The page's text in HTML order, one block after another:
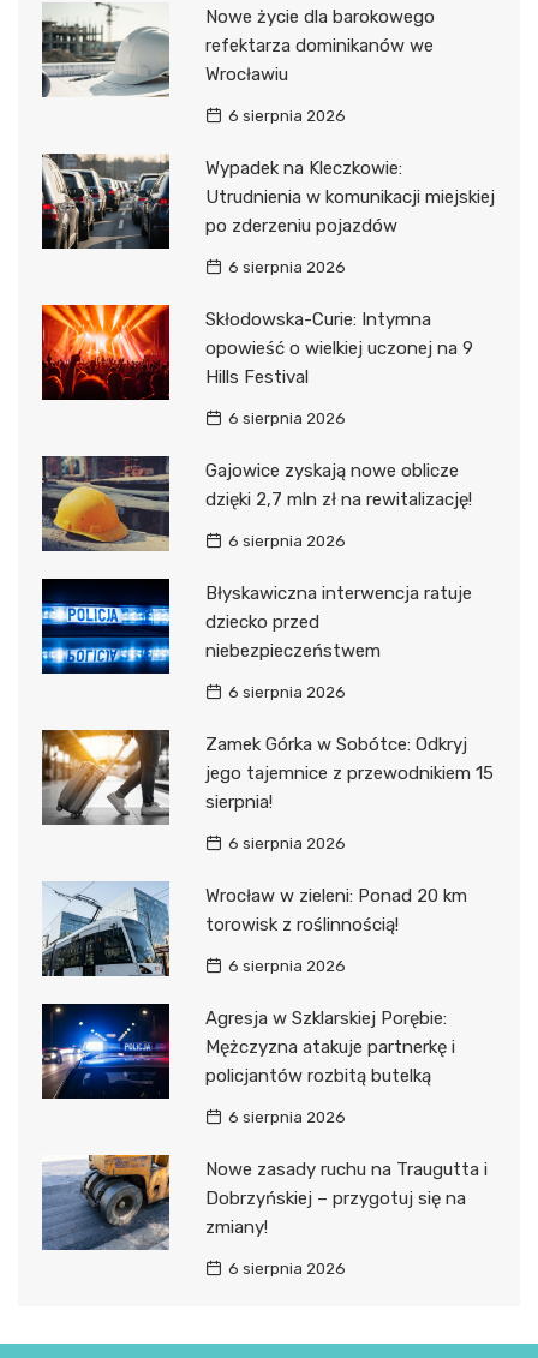
Nowe życie dla barokowego
refektarza dominikanów we
Wrocławiu
6 sierpnia 2026
Wypadek na Kleczkowie:
Utrudnienia w komunikacji miejskiej
po zderzeniu pojazdów
6 sierpnia 2026
Skłodowska-Curie: Intymna
opowieść o wielkiej uczonej na 9
Hills Festival
6 sierpnia 2026
Gajowice zyskają nowe oblicze
dzięki 2,7 mln zł na rewitalizację!
6 sierpnia 2026
Błyskawiczna interwencja ratuje
dziecko przed
niebezpieczeństwem
6 sierpnia 2026
Zamek Górka w Sobótce: Odkryj
jego tajemnice z przewodnikiem 15
sierpnia!
6 sierpnia 2026
Wrocław w zieleni: Ponad 20 km
torowisk z roślinnością!
6 sierpnia 2026
Agresja w Szklarskiej Porębie:
Mężczyzna atakuje partnerkę i
policjantów rozbitą butelką
6 sierpnia 2026
Nowe zasady ruchu na Traugutta i
Dobrzyńskiej – przygotuj się na
zmiany!
6 sierpnia 2026